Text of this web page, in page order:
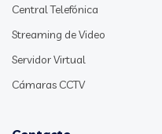
Central Telefónica
Streaming de Video
Servidor Virtual
Cámaras CCTV